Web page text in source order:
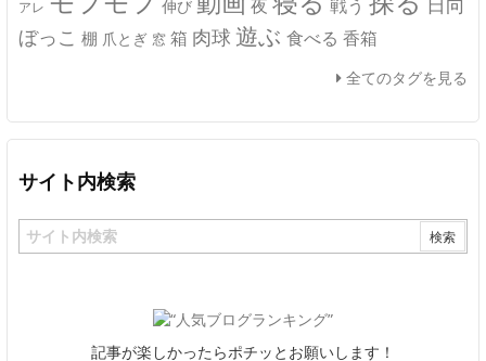
アレ
伸び 夜 戦う
ぼっこ 棚 爪とぎ 窓 箱 肉球 遊ぶ 食べる 香箱
全てのタグを見る
サイト内検索
記事が楽しかったらポチッとお願いします！